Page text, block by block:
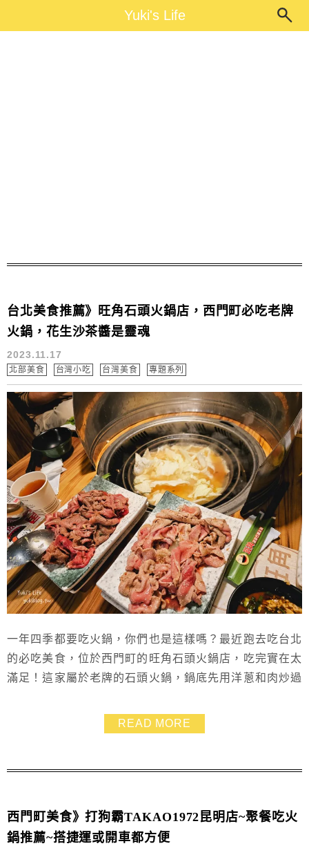
Yuki's LifeYuki's Life
台北美食推薦》旺角石頭火鍋店，西門町必吃老牌
火鍋，花生沙茶醬是靈魂
2023.11.17
北部美食 台灣小吃 台灣美食 專題系列
一年四季都要吃火鍋，你們也是這樣嗎？最近跑去吃台北
的必吃美食，位於西門町的旺角石頭火鍋店，吃完實在太
滿足！這家屬於老牌的石頭火鍋，鍋底先用洋蔥和肉炒過
麼都好吃到欲罷不能的程度，一直以為只有吧檯的用餐方
式，沒想到樓下有卡式座位，不管是單人或是情侶的小組
朵頤哦！
READ MORE
西門町美食》打狗霸TAKAO1972昆明店~聚餐吃火
鍋推薦~搭捷運或開車都方便